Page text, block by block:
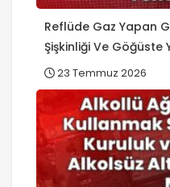
Reflüde Gaz Yapan
Şişkinliği Ve Göğüste
Pratik Yöntemler?
23 Temmuz 2026